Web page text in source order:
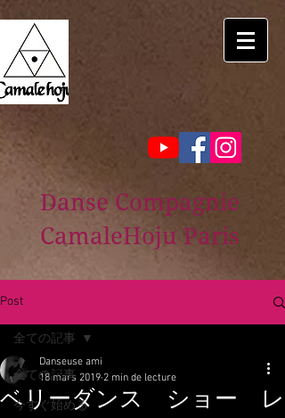
Danse Compagnie
CamaleHoju Paris
Post
全ての記事
今すぐ始める
全ての記事
ベリーダンス ショー レ
Danseuse ami
18 mars 2019 2 min de lecture